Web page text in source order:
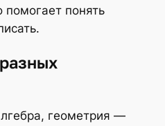
помогает понять
геометрия —